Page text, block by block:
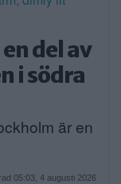
del av
i södra
är en
05:03, 4 augusti 2026